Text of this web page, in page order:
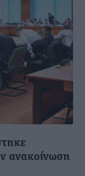
ανακοίνωση